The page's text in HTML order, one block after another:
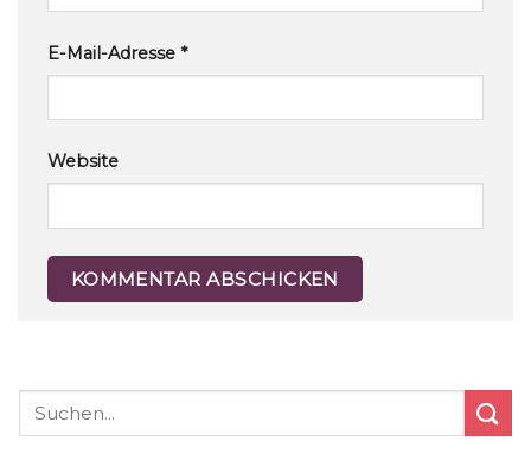
E-Mail-Adresse *
Website